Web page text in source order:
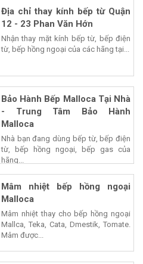
Địa chỉ thay kính bếp từ Quận
12 - 23 Phan Văn Hớn
Nhận thay mặt kính bếp từ, bếp điện
từ, bếp hồng ngoại của các hãng tại...
Bảo Hành Bếp Malloca Tại Nhà
- Trung Tâm Bảo Hành
Malloca
Nhà bạn đang dùng bếp từ, bếp điện
từ, bếp hồng ngoại, bếp gas của
hãng...
Mâm nhiệt bếp hồng ngoại
Malloca
Mâm nhiệt thay cho bếp hồng ngoại
Mallca, Teka, Cata, Dmestik, Tomate.
Mâm được...